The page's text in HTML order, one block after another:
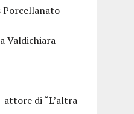
Valdichiara
di “L’altra